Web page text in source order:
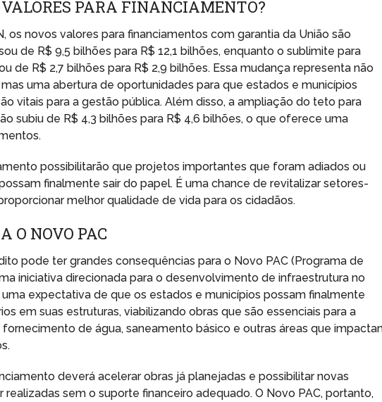
VALORES PARA FINANCIAMENTO?
os novos valores para financiamentos com garantia da União são
de R$ 9,5 bilhões para R$ 12,1 bilhões, enquanto o sublimite para
de R$ 2,7 bilhões para R$ 2,9 bilhões. Essa mudança representa não
uma abertura de oportunidades para que estados e municípios
vitais para a gestão pública. Além disso, a ampliação do teto para
subiu de R$ 4,3 bilhões para R$ 4,6 bilhões, o que oferece uma
possibilitarão que projetos importantes que foram adiados ou
finalmente sair do papel. É uma chance de revitalizar setores-
melhor qualidade de vida para os cidadãos.
O NOVO PAC
pode ter grandes consequências para o Novo PAC (Programa de
iniciativa direcionada para o desenvolvimento de infraestrutura no
uma expectativa de que os estados e municípios possam finalmente
em suas estruturas, viabilizando obras que são essenciais para a
de água, saneamento básico e outras áreas que
deverá acelerar obras já planejadas e possibilitar novas
realizadas sem o suporte financeiro adequado. O Novo PAC, portanto,